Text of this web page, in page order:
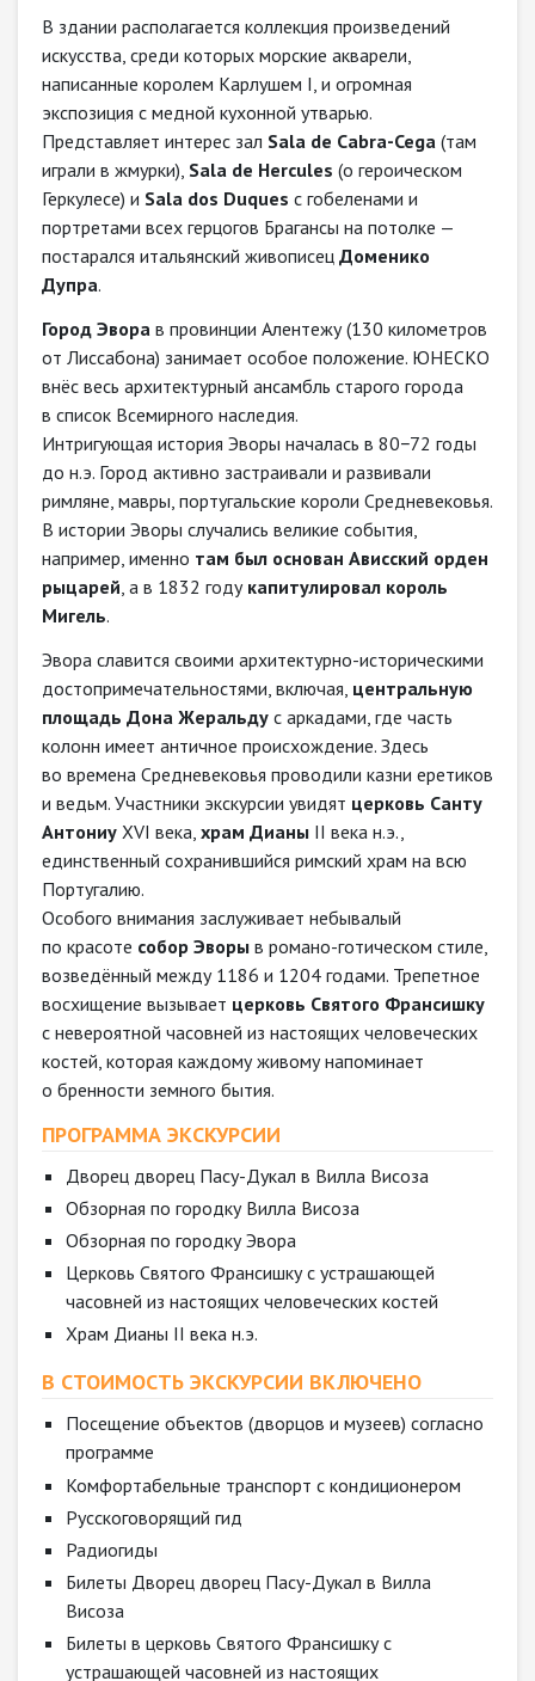
В здании располагается коллекция произведений
искусства, среди которых морские акварели,
написанные королем Карлушем I, и огромная
экспозиция с медной кухонной утварью.
Представляет интерес зал Sala de Cabra-Cega (там
играли в жмурки), Sala de Hercules (о героическом
Геркулесе) и Sala dos Duques с гобеленами и
портретами всех герцогов Брагансы на потолке —
постарался итальянский живописец Доменико
Дупра.
Город Эвора в провинции Алентежу (130 километров
от Лиссабона) занимает особое положение. ЮНЕСКО
внёс весь архитектурный ансамбль старого города
в список Всемирного наследия.
Интригующая история Эворы началась в 80−72 годы
до н.э. Город активно застраивали и развивали
римляне, мавры, португальские короли Средневековья.
В истории Эворы случались великие события,
например, именно там был основан Ависский орден
рыцарей , а в 1832 году капитулировал король
Мигель.
Эвора славится своими архитектурно-историческими
достопримечательностями, включая, центральную
площадь Дона Жеральду с аркадами, где часть
колонн имеет античное происхождение. Здесь
во времена Средневековья проводили казни еретиков
и ведьм. Участники экскурсии увидят церковь Санту
Антониу XVI века, храм Дианы II века н.э.,
единственный сохранившийся римский храм на всю
Португалию.
Особого внимания заслуживает небывалый
по красоте собор Эворы в романо-готическом стиле,
возведённый между 1186 и 1204 годами. Трепетное
восхищение вызывает церковь Святого Франсишку
с невероятной часовней из настоящих человеческих
костей, которая каждому живому напоминает
о бренности земного бытия.
ПРОГРАММА ЭКСКУРСИИ
Дворец дворец Пасу-Дукал в Вилла Висоза
Обзорная по городку Вилла Висоза
Обзорная по городку Эвора
Церковь Святого Франсишку с устрашающей
часовней из настоящих человеческих костей
Храм Дианы II века н.э.
В СТОИМОСТЬ ЭКСКУРСИИ ВКЛЮЧЕНО
Посещение объектов (дворцов и музеев) согласно
программе
Комфортабельные транспорт с кондиционером
Русскоговорящий гид
Радиогиды
Билеты Дворец дворец Пасу-Дукал в Вилла
Висоза
Билеты в церковь Святого Франсишку с
устрашающей часовней из настоящих